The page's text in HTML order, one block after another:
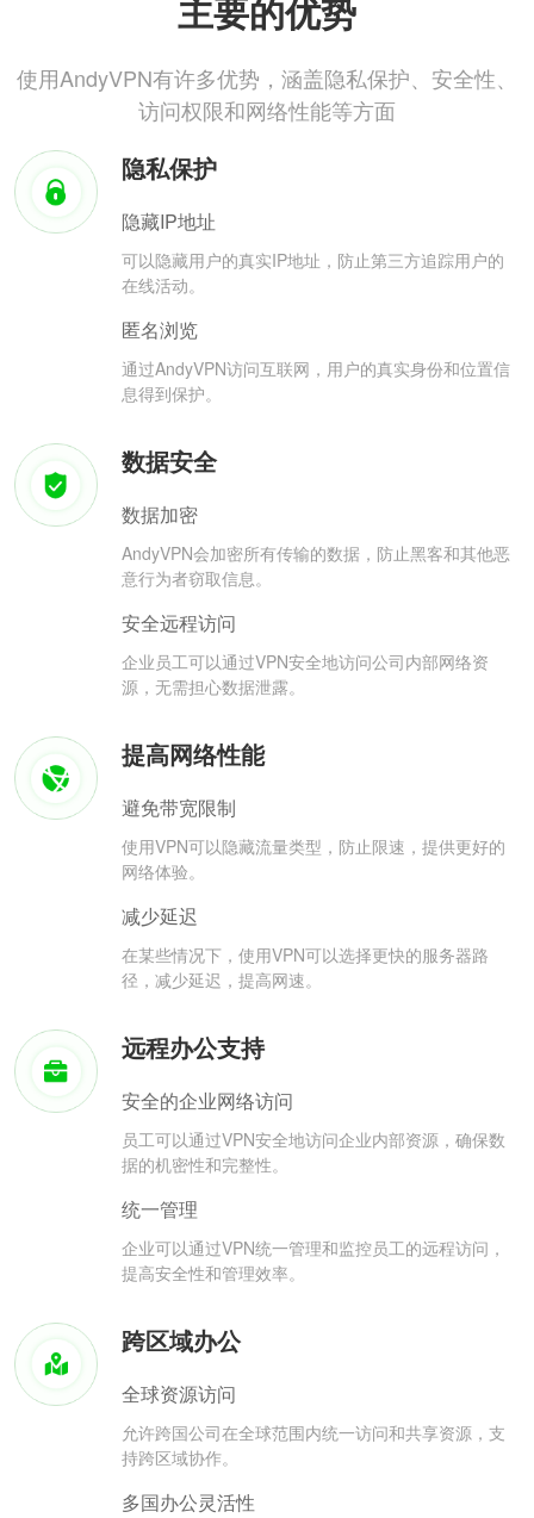
主要的优势
使用AndyVPN有许多优势，涵盖隐私保护、安全性、
访问权限和网络性能等方面
隐私保护
隐藏IP地址
可以隐藏用户的真实IP地址，防止第三方追踪用户的
在线活动。
匿名浏览
通过AndyVPN访问互联网，用户的真实身份和位置信
息得到保护。
数据安全
数据加密
AndyVPN会加密所有传输的数据，防止黑客和其他恶
意行为者窃取信息。
安全远程访问
企业员工可以通过VPN安全地访问公司内部网络资
源，无需担心数据泄露。
提高网络性能
避免带宽限制
使用VPN可以隐藏流量类型，防止限速，提供更好的
网络体验。
减少延迟
在某些情况下，使用VPN可以选择更快的服务器路
径，减少延迟，提高网速。
远程办公支持
安全的企业网络访问
员工可以通过VPN安全地访问企业内部资源，确保数
据的机密性和完整性。
统一管理
企业可以通过VPN统一管理和监控员工的远程访问，
提高安全性和管理效率。
跨区域办公
全球资源访问
允许跨国公司在全球范围内统一访问和共享资源，支
持跨区域协作。
多国办公灵活性